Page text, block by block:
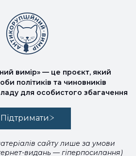
вимір» — це проєкт, який
політиків та чиновників
для особистого збагачення
Підтримати
сайту лише за умови
видань — гіперпосилання)